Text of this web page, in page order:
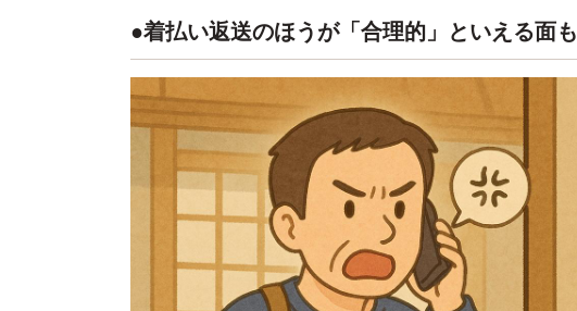
●着払い返送のほうが「合理的」といえる面も